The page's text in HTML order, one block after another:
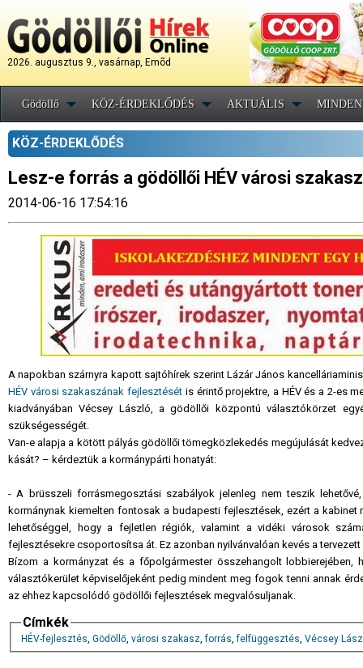
2026. augusztus 9., vasárnap, Emõd
Gödöllő KÖZ-ÉRDEKLŐDÉS AKTUÁLIS
KÖZ-ÉRDEKLŐDÉS
Lesz-e forrás a gödöllői HÉV városi
2014-06-16 17:54:16
A napokban szárnyra kapott sajtóhírek szerint Lázár János
HÉV városi szakaszának fejlesztését is érintő projektre, a HÉV és a 2-es
kiadványában Vécsey László, a gödöllői központú választókörzet
szükségességét.
Van-e alapja a kötött pályás gödöllői tömegközlekedés megújulását
kását? – kérdeztük a kormánypárti honatyát:
- A brüsszeli forrásmegosztási szabályok jelenleg nem teszik
kormánynak kiemelten fontosak a budapesti fejlesztések, ezért a
lehetőséggel, hogy a fejletlen régiók, valamint a vidéki városok
fejlesztésekre csoportosítsa át. Ez azonban nyilvánvalóan kevés a
Bízom a kormányzat és a főpolgármester összehangolt
választókerület képviselőjeként pedig mindent meg fogok tenni annak
az ehhez kapcsolódó gödöllői fejlesztések megvalósuljanak.
Címkék
HÉV-fejlesztés, Gödöllő, városi szakasz,forrás,felfüggesztés, Vécsey